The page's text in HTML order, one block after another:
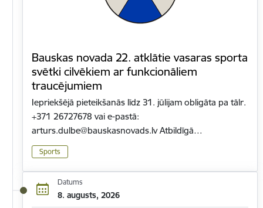
Bauskas novada 22. atklātie vasaras sporta
svētki cilvēkiem ar funkcionāliem
traucējumiem
Iepriekšējā pieteikšanās līdz 31. jūlijam obligāta pa tālr.
+371 26727678 vai e-pastā:
arturs.dulbe@bauskasnovads.lv Atbildīgā…
Sports
Datums
8. augusts, 2026